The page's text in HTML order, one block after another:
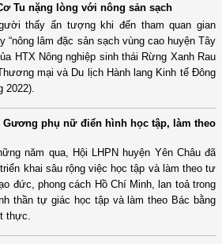
Tu nặng lòng với nông sản sạch
thấy ấn tượng khi đến tham quan gian
“nông lâm đặc sản sạch vùng cao huyện Tây
HTX Nông nghiệp sinh thái Rừng Xanh Rau
mại và Du lịch Hành lang Kinh tế Đông
2022).
Gương phụ nữ điển hình học tập, làm theo
năm qua, Hội LHPN huyện Yên Châu đã
khai sâu rộng việc học tập và làm theo tư
đức, phong cách Hồ Chí Minh, lan toả trong
thần tự giác học tập và làm theo Bác bằng
thực.